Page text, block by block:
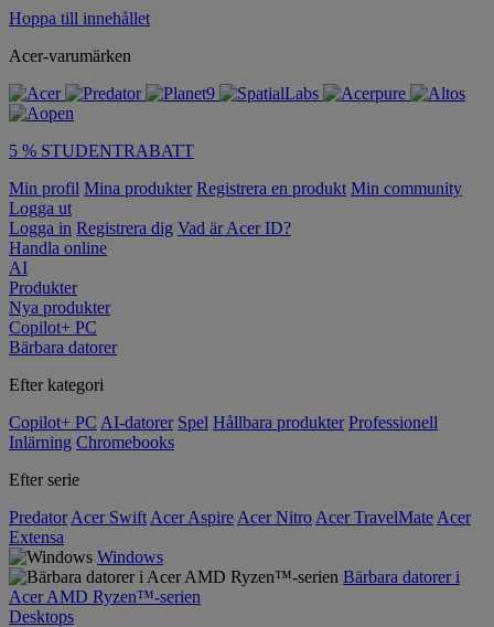
Hoppa till innehållet
Acer-varumärken
5 % STUDENTRABATT
Min profil Mina produkter Registrera en produkt Min community
Logga ut
Logga in Registrera dig Vad är Acer ID?
Handla online
AI
Produkter
Nya produkter
Copilot+ PC
Bärbara datorer
Efter kategori
Copilot+ PC AI-datorer Spel Hållbara produkter Professionell
Inlärning Chromebooks
Efter serie
Predator Acer Swift Acer Aspire Acer Nitro Acer TravelMate Acer
Extensa
Windows
Bärbara datorer i
Acer AMD Ryzen™-serien
Desktops